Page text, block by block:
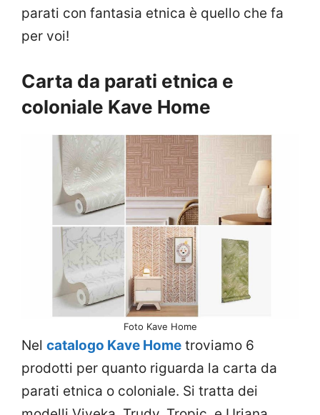
parati con fantasia etnica è quello che fa
per voi!
Carta da parati etnica e
coloniale Kave Home
Foto Kave Home
Nel catalogo Kave Home troviamo 6
prodotti per quanto riguarda la carta da
parati etnica o coloniale. Si tratta dei